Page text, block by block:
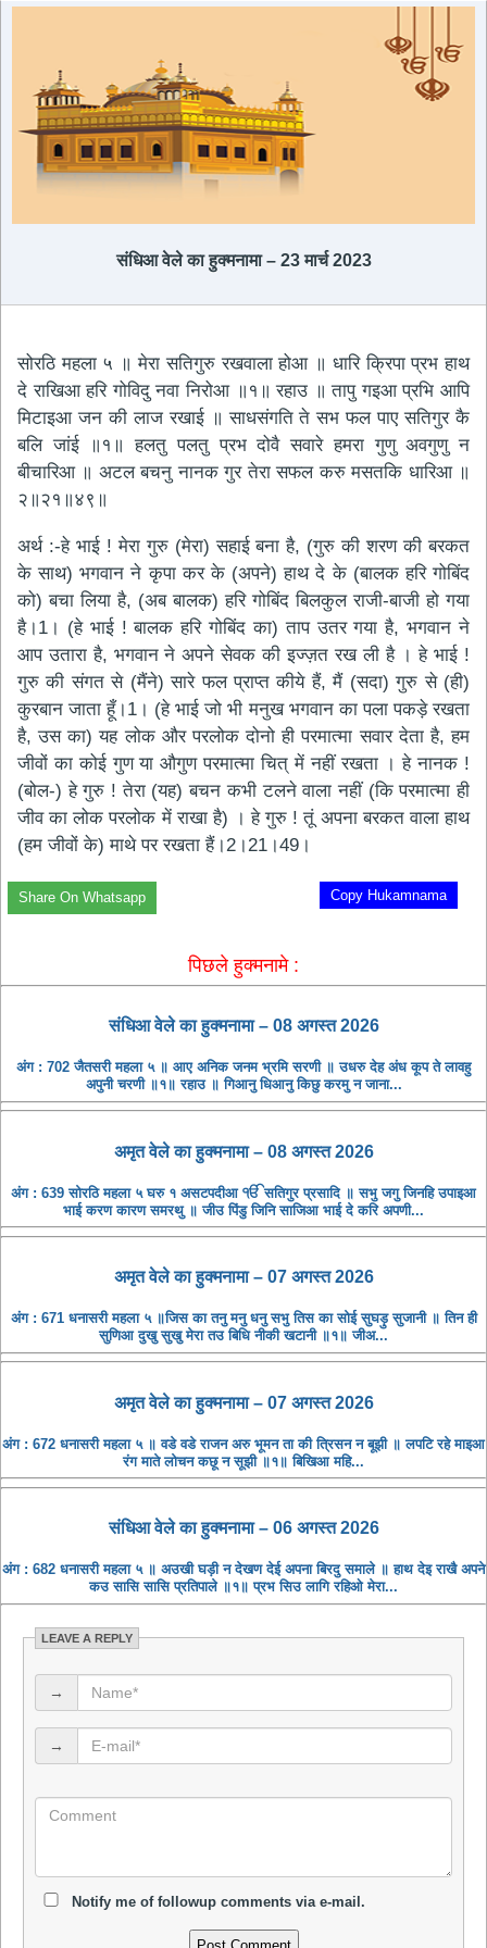
संधिआ वेले का हुक्मनामा – 23 मार्च 2023
सोरठि महला ५ ॥ मेरा सतिगुरु रखवाला होआ ॥ धारि क्रिपा प्रभ हाथ
दे राखिआ हरि गोविदु नवा निरोआ ॥१॥ रहाउ ॥ तापु गइआ प्रभि आपि
मिटाइआ जन की लाज रखाई ॥ साधसंगति ते सभ फल पाए सतिगुर कै
बलि जांई ॥१॥ हलतु पलतु प्रभ दोवै सवारे हमरा गुणु अवगुणु न
बीचारिआ ॥ अटल बचनु नानक गुर तेरा सफल करु मसतकि धारिआ ॥
२॥२१॥४९॥
अर्थ :-हे भाई ! मेरा गुरु (मेरा) सहाई बना है, (गुरु की शरण की बरकत
के साथ) भगवान ने कृपा कर के (अपने) हाथ दे के (बालक हरि गोबिंद
को) बचा लिया है, (अब बालक) हरि गोबिंद बिलकुल राजी-बाजी हो गया
है।1। (हे भाई ! बालक हरि गोबिंद का) ताप उतर गया है, भगवान ने
आप उतारा है, भगवान ने अपने सेवक की इज्ज़त रख ली है । हे भाई !
गुरु की संगत से (मैंने) सारे फल प्राप्त कीये हैं, मैं (सदा) गुरु से (ही)
कुरबान जाता हूँ।1। (हे भाई जो भी मनुख भगवान का पला पकड़े रखता
है, उस का) यह लोक और परलोक दोनो ही परमात्मा सवार देता है, हम
जीवों का कोई गुण या औगुण परमात्मा चित् में नहीं रखता । हे नानक !
(बोल-) हे गुरु ! तेरा (यह) बचन कभी टलने वाला नहीं (कि परमात्मा ही
जीव का लोक परलोक में राखा है) । हे गुरु ! तूं अपना बरकत वाला हाथ
(हम जीवों के) माथे पर रखता हैं।2।21।49।
Copy Hukamnama
Share On Whatsapp
पिछले हुक्मनामे :
संधिआ ​​वेले का हुक्मनामा – 08 अगस्त 2026
अंग : 702 जैतसरी महला ५ ॥ आए अनिक जनम भ्रमि सरणी ॥ उधरु देह अंध कूप ते लावहु
अपुनी चरणी ॥१॥ रहाउ ॥ गिआनु धिआनु किछु करमु न जाना...
अमृत ​​वेले का हुक्मनामा – 08 अगस्त 2026
अंग : 639 सोरठि महला ५ घरु १ असटपदीआ ੴ सतिगुर प्रसादि ॥ सभु जगु जिनहि उपाइआ
भाई करण कारण समरथु ॥ जीउ पिंडु जिनि साजिआ भाई दे करि अपणी...
अमृत ​​वेले का हुक्मनामा – 07 अगस्त 2026
अंग : 671 धनासरी महला ५ ॥जिस का तनु मनु धनु सभु तिस का सोई सुघड़ु सुजानी ॥ तिन ही
सुणिआ दुखु सुखु मेरा तउ बिधि नीकी खटानी ॥१॥ जीअ...
अमृत ​​वेले का हुक्मनामा – 07 अगस्त 2026
अंग : 672 धनासरी महला ५ ॥ वडे वडे राजन अरु भूमन ता की त्रिसन न बूझी ॥ लपटि रहे माइआ
रंग माते लोचन कछू न सूझी ॥१॥ बिखिआ महि...
संधिआ ​​वेले का हुक्मनामा – 06 अगस्त 2026
अंग : 682 धनासरी महला ५ ॥ अउखी घड़ी न देखण देई अपना बिरदु समाले ॥ हाथ देइ राखै अपने
कउ सासि सासि प्रतिपाले ॥१॥ प्रभ सिउ लागि रहिओ मेरा...
LEAVE A REPLY
→
→
Notify me of followup comments via e-mail.